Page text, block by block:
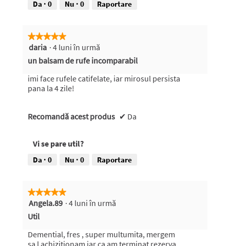
Da · 0 Nu · 0 Raportare
★★★★★
★★★★★
5
5
stele.
daria · 4 luni în urmă
un balsam de rufe incomparabil
imi face rufele catifelate, iar mirosul persista
pana la 4 zile!
Recomandă acest produs ✔ Da
Vi se pare util?
Da · 0 Nu · 0 Raportare
★★★★★
★★★★★
5
din
5
stele.
Angela.89 · 4 luni în urmă
Util
Demential, fres , super multumita, mergem
sa l achizitionam iar ca am terminat rezerva